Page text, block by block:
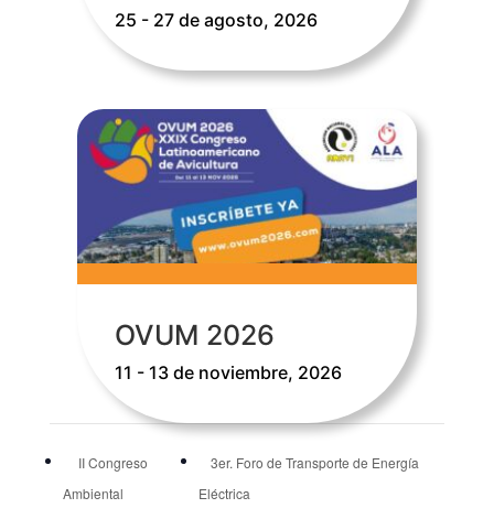
25 - 27 de agosto, 2026
OVUM 2026
11 - 13 de noviembre, 2026
II Congreso
Ambiental
3er. Foro de Transporte de Energía
Eléctrica